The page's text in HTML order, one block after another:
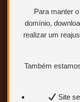
Para manter
domínio,
realizar um
Também
Site
SEM